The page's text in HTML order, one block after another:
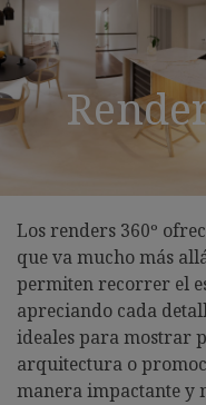
Los renders 360º
que va mucho más
permiten recorrer el
apreciando cada
ideales para mostrar
arquitectura o
manera impactante y